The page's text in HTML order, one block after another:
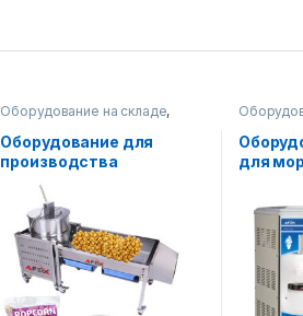
Оборудование на складе,
Пищевое оборудование
Оборудование для
производства
американского
(карамельного)
попкорна
для